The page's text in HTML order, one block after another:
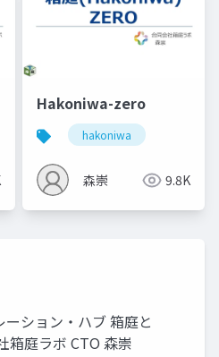
Hakoniwa-zero
hakoniwa
森崇 9.8K
ション・ハブ 箱庭と
箱庭ラボ CTO 森崇